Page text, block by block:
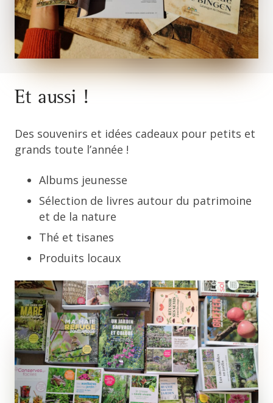
Et aussi !
Des souvenirs et idées cadeaux pour petits et
grands toute l’année !
Albums jeunesse
Sélection de livres autour du patrimoine
et de la nature
Thé et tisanes
Produits locaux